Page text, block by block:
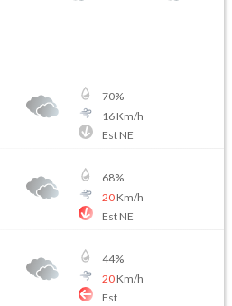
70%
16Km/h
Est NE
68%
20Km/h
Est NE
44%
20Km/h
Est